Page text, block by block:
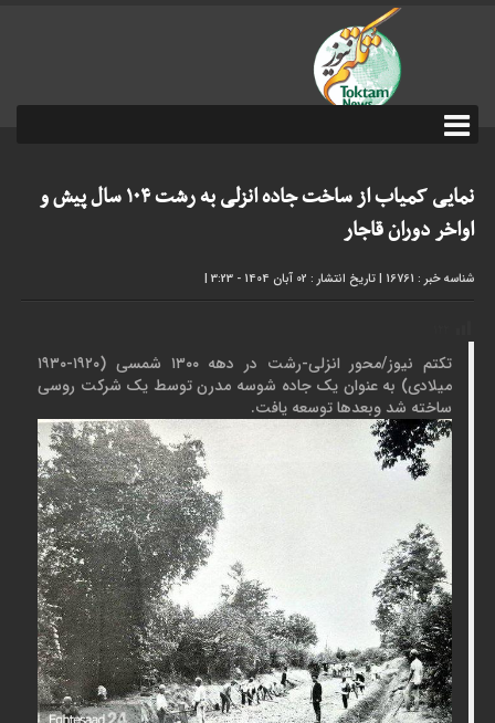
نمایی کمیاب از ساخت جاده انزلی به رشت ۱۰۴ سال پیش و
اواخر دوران قاجار
شناسه خبر : 16761 |تاریخ انتشار : 02 آبان 1404 - 3:23 |
تکتم نیوز/محور انزلی-رشت در دهه ۱۳۰۰ شمسی (۱۹۲۰-۱۹۳۰
میلادی) به عنوان یک جاده شوسه مدرن توسط یک شرکت روسی
ساخته شد وبعد‌ها توسعه یافت.